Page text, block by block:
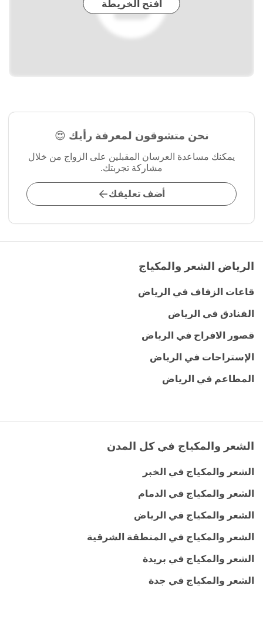
افتح الخريطة
نحن متشوقون لمعرفة رأيك 😍
يمكنك مساعدة العرسان المقبلين على الزواج من خلال
مشاركة تجربتك.
أضف تعليقك
الرياض الشعر والمكياج
قاعات الزفاف في الرياض
الفنادق في الرياض
قصور الافراح في الرياض
الإستراحات في الرياض
المطاعم في الرياض
الشعر والمكياج في كل المدن
الشعر والمكياج في الخبر
الشعر والمكياج في الدمام
الشعر والمكياج في الرياض
الشعر والمكياج في المنطقة الشرقية
الشعر والمكياج في بريدة
الشعر والمكياج في جدة